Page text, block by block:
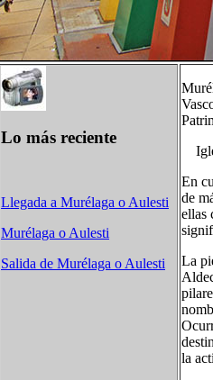
Lo más reciente
Llegada a Murélaga o Aulesti
Murélaga o Aulesti
Salida de Murélaga o Aulesti
En
de
ellas
La
la